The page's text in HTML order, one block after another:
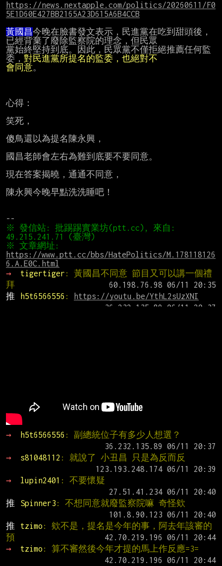
https://news.nextapple.com/politics/20260611/F0
5E1D60E427BB2165A23D615A6B4CCB
黃國昌今晚在臉書發文表示，民進黨在吃到甜頭後，
已經背棄了廢除監察院的理念，但民眾
黨始終堅持到底。因此，民眾黨不僅拒絕推薦任何監
委，
會同意。
心得：
笑死，
傻鳥還以為提名陳永興，
國昌老師會左右為難到底要不要同意。
現在答案揭曉，通通不同意，
陳永興今晚早點洗洗睡吧！
※ 發信站: 批踢踢實業坊(ptt.cc), 來自:
https://www.ptt.cc/bbs/HatePolitics/M.178118126
6.A.E0C.html
→
tigertiger : 黃國昌不同意 節目又可以講一個禮
拜
推
h5t6566556 :
https://youtu.be/YthL2sUzXNI
→ h5t6566556 : 副總統位子有多少人想選？
→
s81048112 : 就說了 小丑昌 只是為反而反
→
lupin2401 : 不要懷疑
推
Spinner3 : 不想同意就廢監察院嘛 奇怪欸
推
tzimo : 欸不是，提名是今年的事，阿去年該審的
預
→
tzimo : 算不審然後今年才提的馬上作反應=3=